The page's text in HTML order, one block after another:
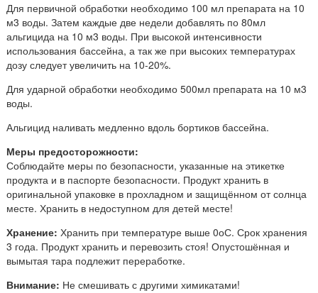
Для первичной обработки необходимо 100 мл препарата на 10
м3 воды. Затем каждые две недели добавлять по 80мл
альгицида на 10 м3 воды. При высокой интенсивности
использования бассейна, а так же при высоких температурах
дозу следует увеличить на 10-20%.
Для ударной обработки необходимо 500мл препарата на 10 м3
воды.
Альгицид наливать медленно вдоль бортиков бассейна.
Меры предосторожности:
Соблюдайте меры по безопасности, указанные на этикетке
продукта и в паспорте безопасности. Продукт хранить в
оригинальной упаковке в прохладном и защищённом от солнца
месте. Хранить в недоступном для детей месте!
Хранение: Хранить при температуре выше 0оС. Срок хранения
3 года. Продукт хранить и перевозить стоя! Опустошённая и
вымытая тара подлежит переработке.
Внимание: Не смешивать с другими химикатами!